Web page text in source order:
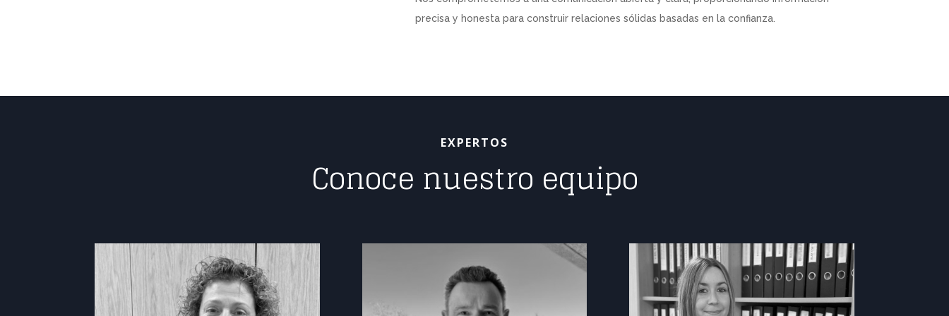
precisa y honesta para construir relaciones sólidas basadas en la confianza.
EXPERTOS
Conoce nuestro equipo